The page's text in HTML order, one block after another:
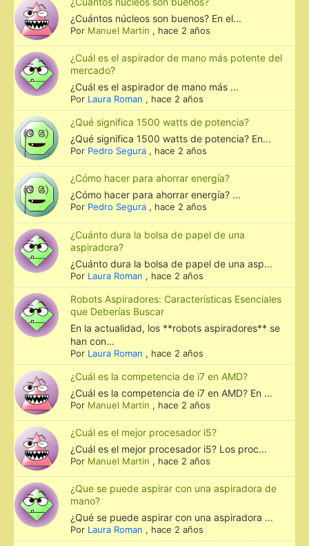
¿Cuántos núcleos son buenos? En el...
Por Manuel Martin , hace 2 años
¿Cuál es el aspirador de mano más potente del
mercado?
¿Cuál es el aspirador de mano más ...
Por Laura Roman , hace 2 años
¿Qué significa 1500 watts de potencia?
¿Qué significa 1500 watts de potencia? En...
Por Pedro Segura , hace 2 años
¿Cómo hacer para ahorrar energía?
¿Cómo hacer para ahorrar energía? ...
Por Pedro Segura , hace 2 años
¿Cuánto dura la bolsa de papel de una
aspiradora?
¿Cuánto dura la bolsa de papel de una asp...
Por Laura Roman , hace 2 años
Robots Aspiradores: Características Esenciales
que Deberías Buscar
En la actualidad, los **robots aspiradores** se
han con...
Por Laura Roman , hace 2 años
¿Cuál es la competencia de i7 en AMD?
¿Cuál es la competencia de i7 en AMD? En ...
Por Manuel Martin , hace 2 años
¿Cuál es el mejor procesador i5?
¿Cuál es el mejor procesador i5? Los proc...
Por Manuel Martin , hace 2 años
¿Que se puede aspirar con una aspiradora de
mano?
¿Qué se puede aspirar con una aspiradora ...
Por Laura Roman , hace 2 años